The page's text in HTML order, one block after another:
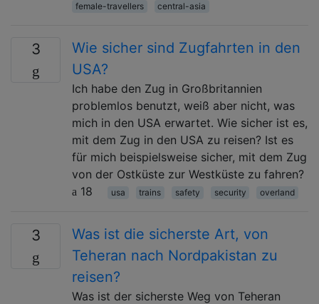
female-travellers
central-asia
3
Wie sicher sind Zugfahrten in den
USA?
Ich habe den Zug in Großbritannien
problemlos benutzt, weiß aber nicht, was
mich in den USA erwartet. Wie sicher ist es,
mit dem Zug in den USA zu reisen? Ist es
für mich beispielsweise sicher, mit dem Zug
von der Ostküste zur Westküste zu fahren?
18
usa trains safety security overland
3
Was ist die sicherste Art, von
Teheran nach Nordpakistan zu
reisen?
Was ist der sicherste Weg von Teheran